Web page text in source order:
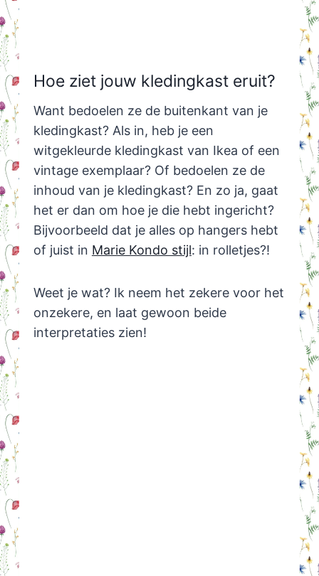
Hoe ziet jouw kledingkast eruit?
Want bedoelen ze de buitenkant van je
kledingkast? Als in, heb je een
witgekleurde kledingkast van Ikea of een
vintage exemplaar? Of bedoelen ze de
inhoud van je kledingkast? En zo ja, gaat
het er dan om hoe je die hebt ingericht?
Bijvoorbeeld dat je alles op hangers hebt
of juist in Marie Kondo stijl: in rolletjes?!
Weet je wat? Ik neem het zekere voor het
onzekere, en laat gewoon beide
interpretaties zien!